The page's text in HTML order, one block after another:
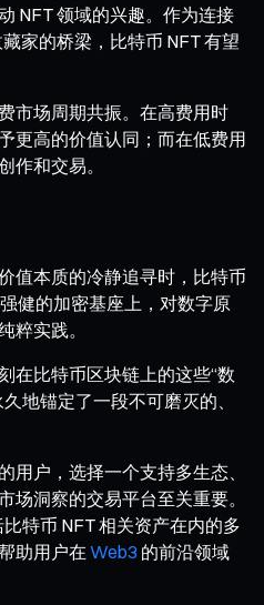
NFT 领域的兴趣。作为连接
家的桥梁，比特币 NFT 有望
市场周期共振。在高费用时
更高的价值认同；而在低费用
作和交易。
值本质的冷静追寻时，比特币
健的加密基座上，对数字原
粹实践。
在比特币区块链上的这些“数
地锚定了一段不可磨灭的、
用户，选择一个支持多生态、
场洞察的交易平台至关重要。
特币 NFT 相关资产在内的多
助用户在 Web3 的前沿领域